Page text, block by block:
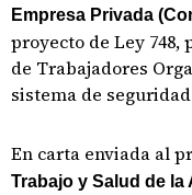
Empresa Privada
proyecto de Ley 748,
de Trabajadores
sistema de
En carta enviada al
Trabajo y Salud de la